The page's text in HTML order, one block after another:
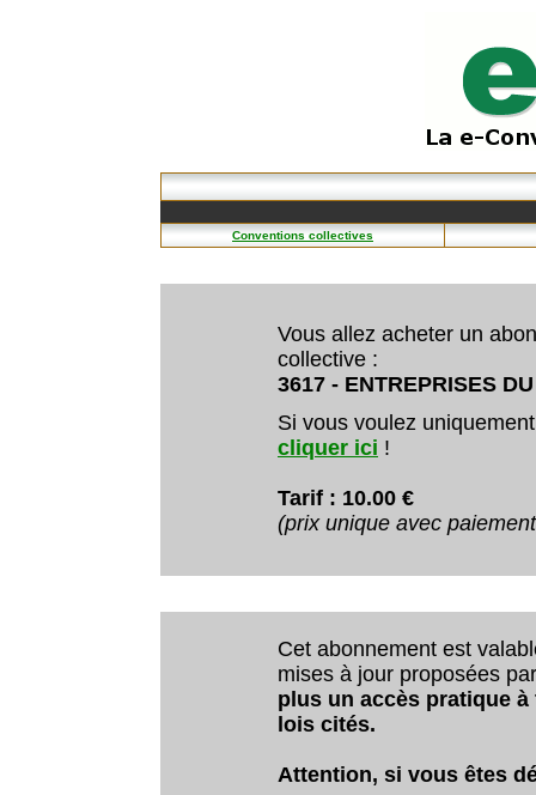
Conventions collectives
Vous allez acheter un
collective :
3617 - ENTREPRISES
Si vous voulez
cliquer ici !
Tarif : 10.00 €
(prix unique avec
Cet abonnement est
mises à jour proposées
plus un accès pratique
lois cités.
Attention, si vous êtes